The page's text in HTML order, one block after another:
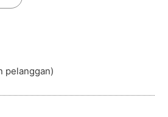
pelanggan)